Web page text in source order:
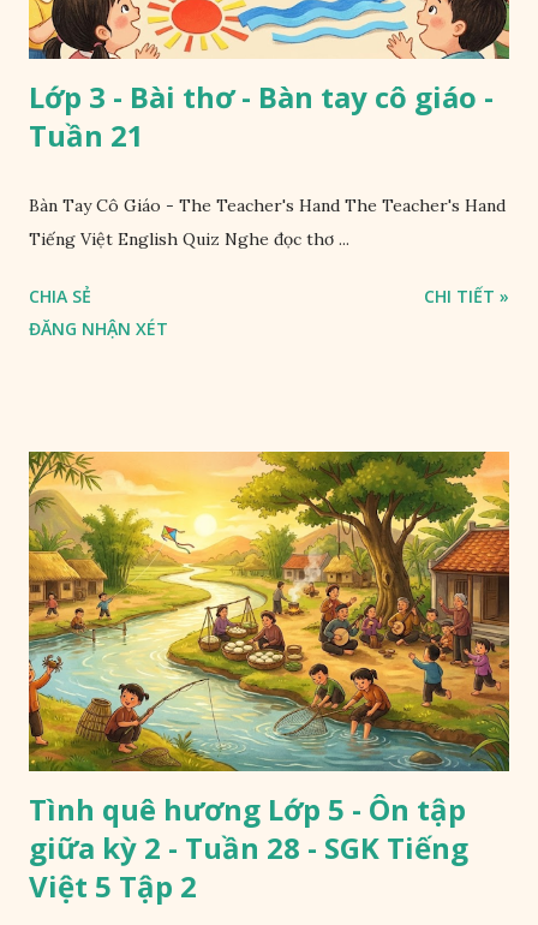
Lớp 3 - Bài thơ - Bàn tay cô giáo -
Tuần 21
Bàn Tay Cô Giáo - The Teacher's Hand The Teacher's Hand
Tiếng Việt English Quiz Nghe đọc thơ ...
CHIA SẺ
ĐĂNG NHẬN XÉT
CHI TIẾT »
Tình quê hương Lớp 5 - Ôn tập
giữa kỳ 2 - Tuần 28 - SGK Tiếng
Việt 5 Tập 2